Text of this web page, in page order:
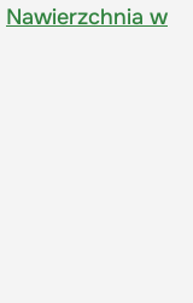
Nawierzchnia w